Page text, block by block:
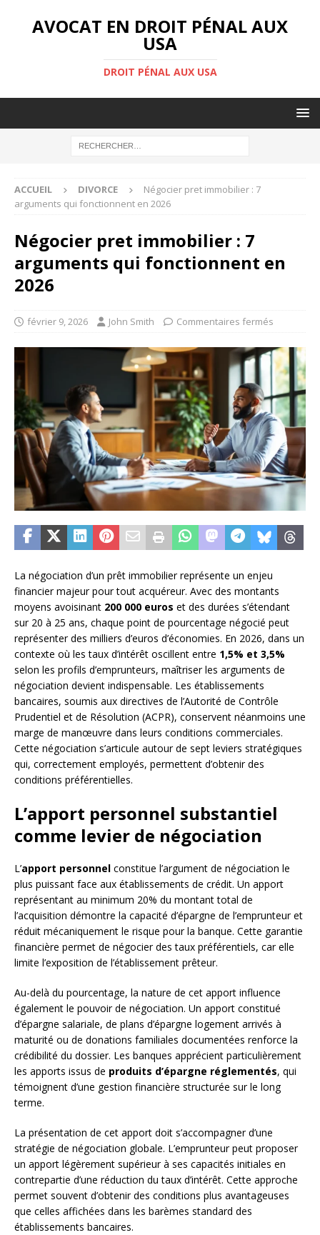
AVOCAT EN DROIT PÉNAL AUX
USA
DROIT PÉNAL AUX USA
ACCUEIL DIVORCE
Négocier pret immobilier : 7
arguments qui fonctionnent en 2026
Négocier pret immobilier : 7
arguments qui fonctionnent en
2026
février 9, 2026 John Smith Commentaires fermés
La négociation d’un prêt immobilier représente un enjeu
financier majeur pour tout acquéreur. Avec des montants
moyens avoisinant 200 000 euros et des durées s’étendant
sur 20 à 25 ans, chaque point de pourcentage négocié peut
représenter des milliers d’euros d’économies. En 2026, dans un
contexte où les taux d’intérêt oscillent entre 1,5% et 3,5%
selon les profils d’emprunteurs, maîtriser les arguments de
négociation devient indispensable. Les établissements
bancaires, soumis aux directives de l’Autorité de Contrôle
Prudentiel et de Résolution (ACPR), conservent néanmoins une
marge de manœuvre dans leurs conditions commerciales.
Cette négociation s’articule autour de sept leviers stratégiques
qui, correctement employés, permettent d’obtenir des
conditions préférentielles.
L’apport personnel substantiel
comme levier de négociation
L’apport personnel constitue l’argument de négociation le
plus puissant face aux établissements de crédit. Un apport
représentant au minimum 20% du montant total de
l’acquisition démontre la capacité d’épargne de l’emprunteur et
réduit mécaniquement le risque pour la banque. Cette garantie
financière permet de négocier des taux préférentiels, car elle
limite l’exposition de l’établissement prêteur.
Au-delà du pourcentage, la nature de cet apport influence
également le pouvoir de négociation. Un apport constitué
d’épargne salariale, de plans d’épargne logement arrivés à
maturité ou de donations familiales documentées renforce la
crédibilité du dossier. Les banques apprécient particulièrement
les apports issus de produits d’épargne réglementés, qui
témoignent d’une gestion financière structurée sur le long
terme.
La présentation de cet apport doit s’accompagner d’une
stratégie de négociation globale. L’emprunteur peut proposer
un apport légèrement supérieur à ses capacités initiales en
contrepartie d’une réduction du taux d’intérêt. Cette approche
permet souvent d’obtenir des conditions plus avantageuses
que celles affichées dans les barèmes standard des
établissements bancaires.